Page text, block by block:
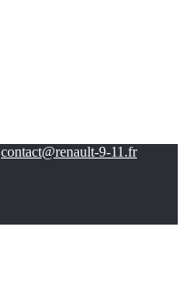
contact@renault-9-11.fr